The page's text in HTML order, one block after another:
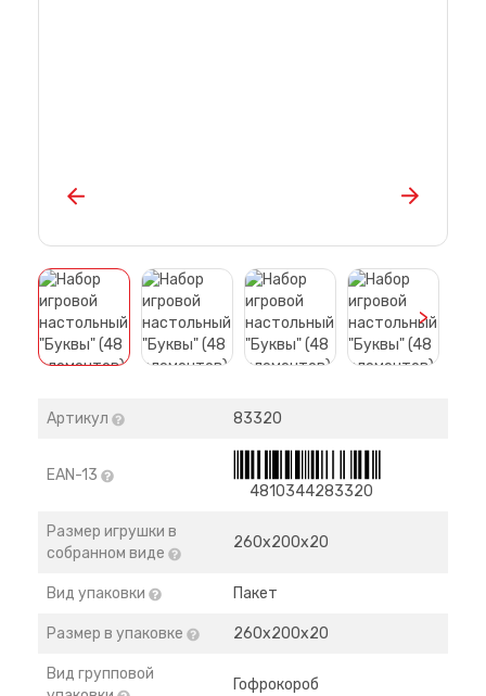
>
Артикул 83320
EAN-13
4810344283320
Размер игрушки в
собранном виде
260х200х20
Вид упаковки Пакет
Размер в упаковке 260х200х20
Вид групповой
Гофрокороб